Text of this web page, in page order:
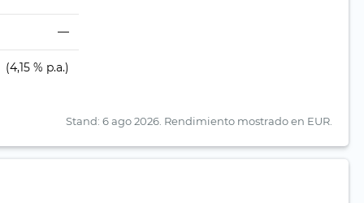
—
(4,15 % p.a.)
Stand: 6 ago 2026. Rendimiento mostrado en EUR.